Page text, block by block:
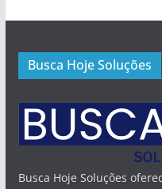
Busca Hoje Soluções
Busca Hoje Soluções